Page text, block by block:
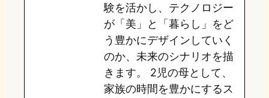
n
験を活かし、テクノロジー
が「美」と「暮らし」をど
う豊かにデザインしていく
のか、未来のシナリオを描
きます。 2児の母として、
家族の時間を豊かにするス